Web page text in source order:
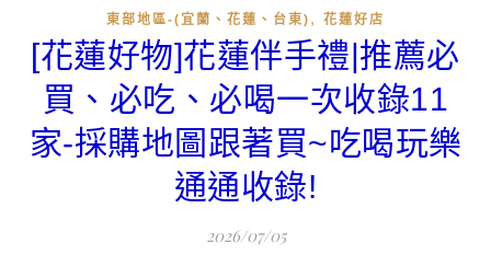
東部地區-(宜蘭、花蓮、台東) , 花蓮好店
[花蓮好物]花蓮伴手禮|推薦必
買、必吃、必喝一次收錄11
家-採購地圖跟著買~吃喝玩樂
通通收錄!
2026/07/05